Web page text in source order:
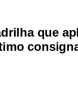
que